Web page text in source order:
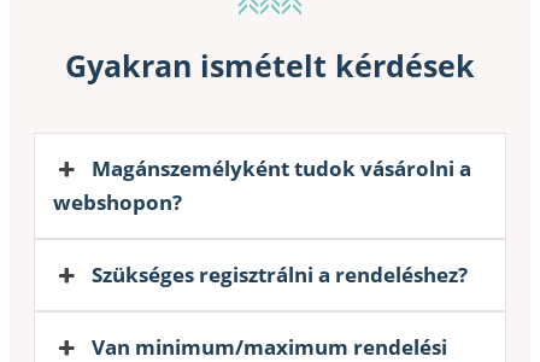
Gyakran ismételt kérdések
Magánszemélyként tudok vásárolni a
webshopon?
Szükséges regisztrálni a rendeléshez?
Van minimum/maximum rendelési